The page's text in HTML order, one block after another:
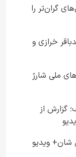
گران‌تر را
خرازی و
این کدهای ملی شارژ
گزارش از
شان+ ویدیو